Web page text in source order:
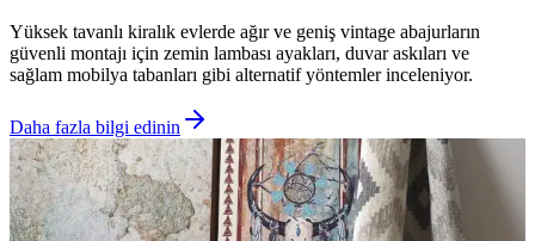
Yüksek tavanlı kiralık evlerde ağır ve geniş vintage abajurların
güvenli montajı için zemin lambası ayakları, duvar askıları ve
sağlam mobilya tabanları gibi alternatif yöntemler inceleniyor.
Daha fazla bilgi edinin